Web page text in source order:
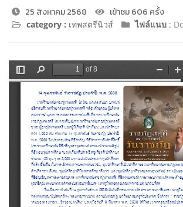
25 สิงหาคม 2568 เข้าชม 606 ครั้ง
category : เทพสตรีนิวส์ ไฟล์แนบ :